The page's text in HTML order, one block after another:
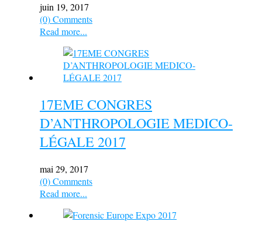
juin 19, 2017
(0) Comments
Read more...
17EME CONGRES
D’ANTHROPOLOGIE MEDICO-
LÉGALE 2017
mai 29, 2017
(0) Comments
Read more...